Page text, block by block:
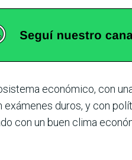
económico, con
duros, y con
con un buen clima